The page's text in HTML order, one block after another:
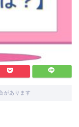
があります